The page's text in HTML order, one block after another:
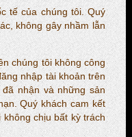
tế của chúng tôi. Quý
không gây nhầm lẫn
chúng tôi không công
nhập tài khoản trên
nhận và những sản
Quý khách cam kết
chịu bất kỳ trách